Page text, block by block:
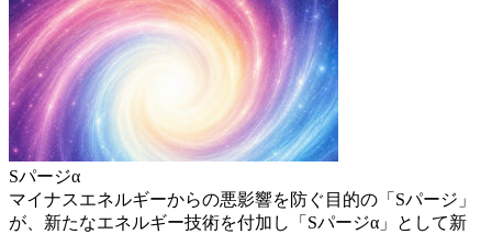
Sパージα
マイナスエネルギーからの悪影響を防ぐ目的の「Sパージ」
が、新たなエネルギー技術を付加し「Sパージα」として新